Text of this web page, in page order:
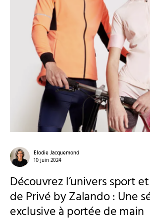
Elodie Jacquemond
10 juin 2024
Découvrez l’univers sport
de Privé by Zalando : Une
exclusive à portée de main